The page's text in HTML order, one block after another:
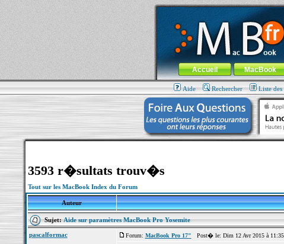
MacBook-fr.com : 100% Apple... 100% nomade !
Aller au contenu-Aller au menu
Menu général
Accueil MacBook
Aide Rechercher Liste des
3593 r�sultats trouv�s
Tout sur les MacBook Index du Forum
Auteur
Sujet:Aide sur paramètres MacBook Pro Yosemite
pascalformac Forum: MacBook Pro 17" Post� le: Dim 12 Avr 2015 à